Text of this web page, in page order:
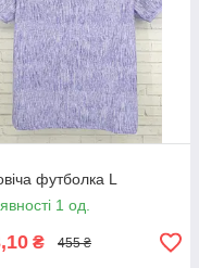
футболка L
1 од.
₴ 455 ₴